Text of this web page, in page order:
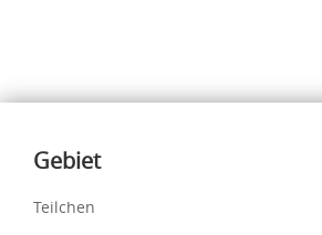
Inhalte
Gebiet
Teilchen